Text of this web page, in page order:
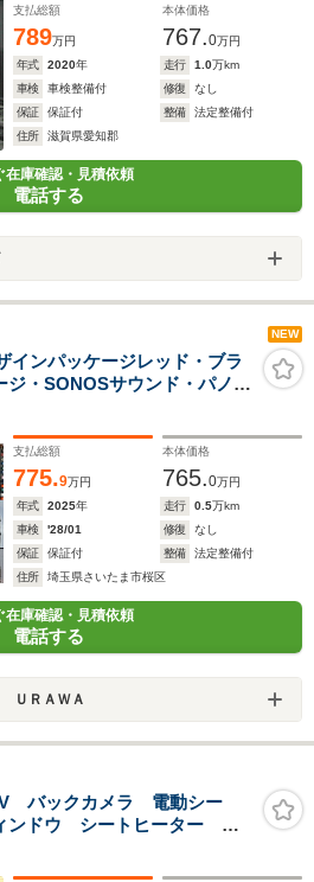
支払総額
789万円
本体価格
767.0万円
年式
2020年 走行 1.0万km
車検
車検整備付 修復
なし
保証
保証付 整備
法定整備付
住所
滋賀県愛知郡
在庫確認・見積依頼
電話する
NEW
ンパッケージレッド・ブラ
ジ・SONOSサウンド・パノラ
アルミ・RSダンピングコン
ゾースト
支払総額
775.9万円
本体価格
765.0万円
年式
2025年 走行 0.5万km
車検
'28/01 修復
なし
保証
保証付 整備
法定整備付
住所
埼玉県さいたま市桜区
在庫確認・見積依頼
電話する
ＵＲＡＷＡ
バックカメラ 電動シー
ンドウ シートヒーター エ
トリー アルミホイール